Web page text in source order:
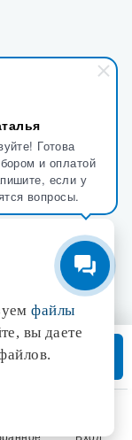
Готова
и оплатой
если у
вопросы.
Вход
файлы
вы даете